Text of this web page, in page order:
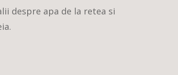
despre apa de la retea si